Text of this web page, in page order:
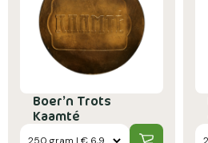
Boer’n Trots
Kaamté